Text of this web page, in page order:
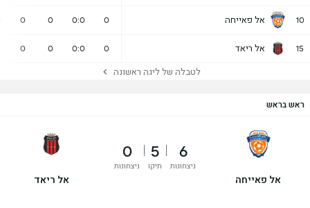
10 אל פאייחה 0
0:0
0
0
15 אל ריאד 0
0:0
0
0
לטבלה של ליגה ראשונה
ראש בראש
אל פאייחה
6
ניצחונות
5
תיקו
0
ניצחונות
אל ריאד